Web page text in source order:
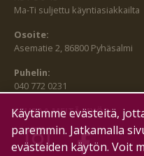
Ma-Ti suljettu käyntiasiakkailta
Osoite:
Asematie 2, 86800 Pyhäsalmi
Puhelin:
040 772 0231
SEURAA MEITÄ MYÖS:
Käytämme evästeitä,
paremmin. Jatkamalla
evästeiden käytön. Voit